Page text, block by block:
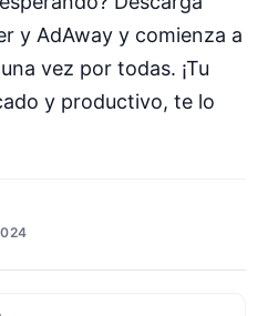
y AdAway y comienza a
vez por todas. ¡Tu
y productivo, te lo